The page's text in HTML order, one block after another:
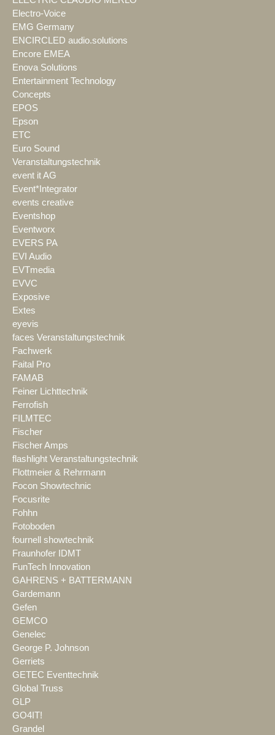
Electro-Voice
EMG Germany
ENCIRCLED audio.solutions
Encore EMEA
Enova Solutions
Entertainment Technology
Concepts
EPOS
Epson
ETC
Euro Sound
Veranstaltungstechnik
event it AG
Event*Integrator
events creative
Eventshop
Eventworx
EVERS PA
EVI Audio
EVTmedia
EVVC
Exposive
Extes
eyevis
faces Veranstaltungstechnik
Fachwerk
Faital Pro
FAMAB
Feiner Lichttechnik
Ferrofish
FILMTEC
Fischer
Fischer Amps
flashlight Veranstaltungstechnik
Flottmeier & Rehrmann
Focon Showtechnic
Focusrite
Fohhn
Fotoboden
fournell showtechnik
Fraunhofer IDMT
FunTech Innovation
GAHRENS + BATTERMANN
Gardemann
Gefen
GEMCO
Genelec
George P. Johnson
Gerriets
GETEC Eventtechnik
Global Truss
GLP
GO4IT!
Grandel